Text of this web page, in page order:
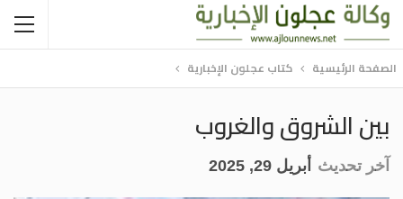
الصفحة الرئيسية كتاب عجلون الإخبارية
بين الشروق والغروب
آخر تحديث أبريل 29, 2025